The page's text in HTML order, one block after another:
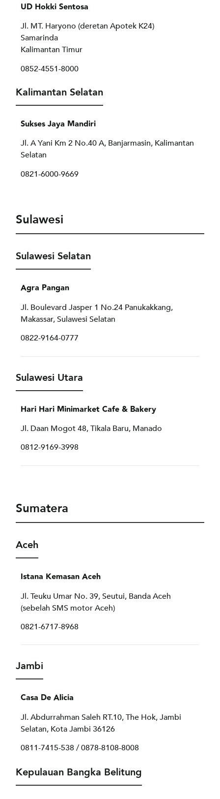
UD Hokki Sentosa
Jl. MT. Haryono (deretan Apotek K24)
Samarinda
Kalimantan Timur
0852-4551-8000
Kalimantan Selatan
Sukses Jaya Mandiri
Jl. A Yani Km 2 No.40 A, Banjarmasin, Kalimantan
Selatan
0821-6000-9669
Sulawesi
Sulawesi Selatan
Agra Pangan
Jl. Boulevard Jasper 1 No.24 Panukakkang,
Makassar, Sulawesi Selatan
0822-9164-0777
Sulawesi Utara
Hari Hari Minimarket Cafe & Bakery
Jl. Daan Mogot 48, Tikala Baru, Manado
0812-9169-3998
Sumatera
Aceh
Istana Kemasan Aceh
Jl. Teuku Umar No. 39, Seutui, Banda Aceh
(sebelah SMS motor Aceh)
0821-6717-8968
Jambi
Casa De Alicia
Jl. Abdurrahman Saleh RT.10, The Hok, Jambi
Selatan, Kota Jambi 36126
0811-7415-538 / 0878-8108-8008
Kepulauan Bangka Belitung